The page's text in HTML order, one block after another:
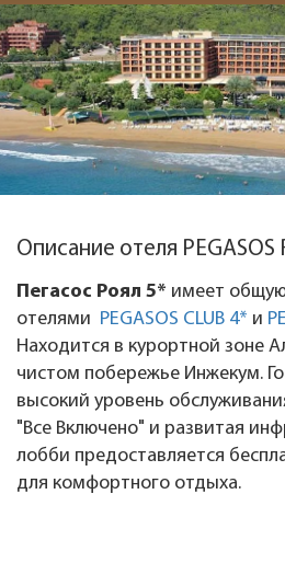
Описание отеля PEGASOS
Пегасос Роял 5* имеет
отелями PEGASOS CLUB 4* и
Находится в курортной зоне
чистом побережье Инжекум.
высокий уровень
"Все Включено" и развитая
лобби предоставляется
для комфортного отдыха.